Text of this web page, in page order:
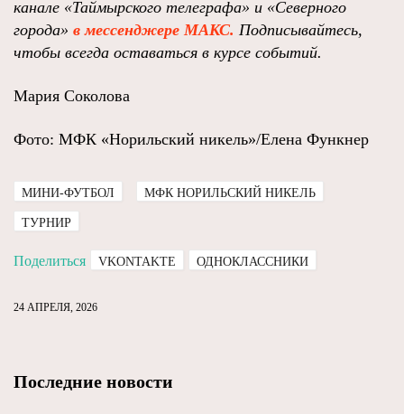
канале «Таймырского телеграфа» и «Северного
города» в мессенджере МАКС. Подписывайтесь,
чтобы всегда оставаться в курсе событий.
Мария Соколова
Фото: МФК «Норильский никель»/Елена Функнер
МИНИ-ФУТБОЛ МФК НОРИЛЬСКИЙ НИКЕЛЬ
ТУРНИР
Поделиться VKONTAKTE ОДНОКЛАССНИКИ
24 АПРЕЛЯ, 2026
Последние новости